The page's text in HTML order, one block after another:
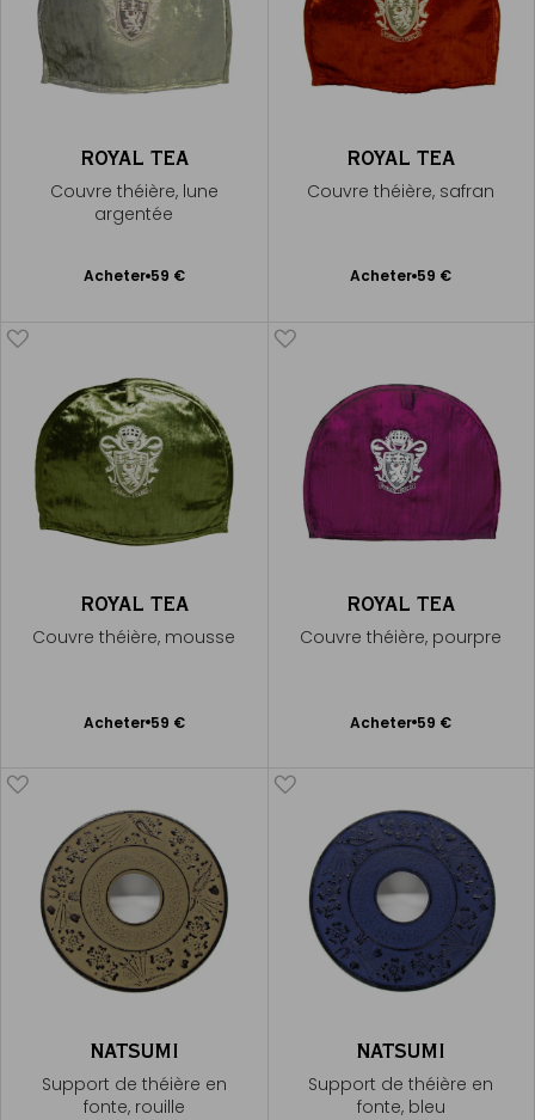
ROYAL TEA
Couvre théière, lune
argentée
Acheter 59 €
Ajouter
ROYAL TEA
Couvre théière, safran
Acheter 59 €
Ajouter
ROYAL TEA
Couvre théière, mousse
Acheter 59 €
Ajouter
ROYAL TEA
Couvre théière, pourpre
Acheter 59 €
Ajouter
NATSUMI
Support de théière en
fonte, rouille
NATSUMI
Support de théière en
fonte, bleu